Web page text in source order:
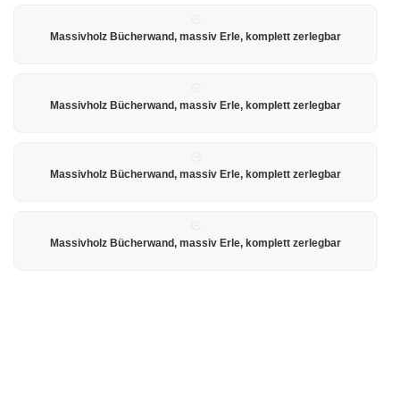
Massivholz Bücherwand, massiv Erle, komplett zerlegbar
Massivholz Bücherwand, massiv Erle, komplett zerlegbar
Massivholz Bücherwand, massiv Erle, komplett zerlegbar
Massivholz Bücherwand, massiv Erle, komplett zerlegbar